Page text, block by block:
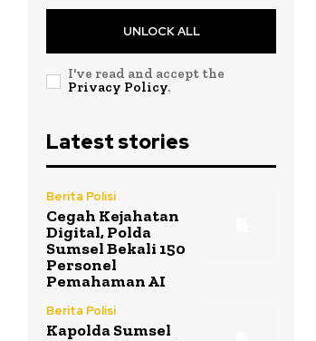
UNLOCK ALL
I've read and accept the
Privacy Policy.
Latest stories
Berita Polisi
Cegah Kejahatan
Digital, Polda
Sumsel Bekali 150
Personel
Pemahaman AI
Berita Polisi
Kapolda Sumsel